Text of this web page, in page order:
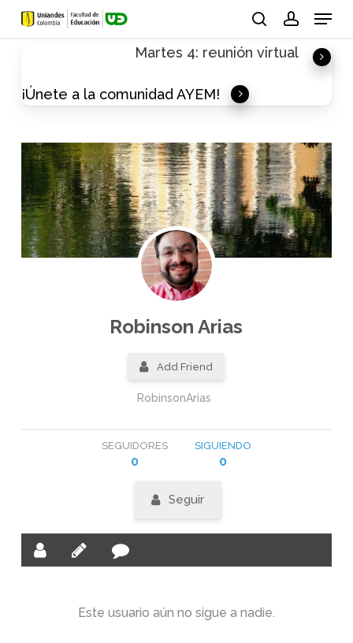
Skip
Menu
Martes 4: reunión virtual
¡Únete a la comunidad AYEM!
Robinson Arias
Add Friend
RobinsonArias
SEGUIDORES
0
SIGUIENDO
0
Seguir
Este usuario aún no sigue a nadie.